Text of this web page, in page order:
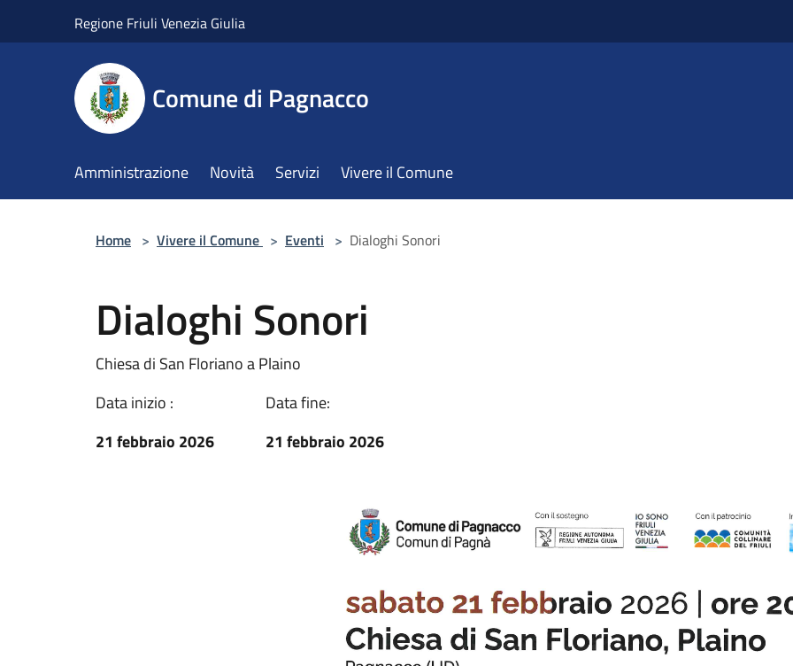
Regione Friuli Venezia Giulia
Comune di Pagnacco
Amministrazione Novità Servizi Vivere il Comune
Home > Vivere il Comune > Eventi > Dialoghi Sonori
Dialoghi Sonori
Chiesa di San Floriano a Plaino
Data inizio :
21 febbraio 2026
Data fine:
21 febbraio 2026